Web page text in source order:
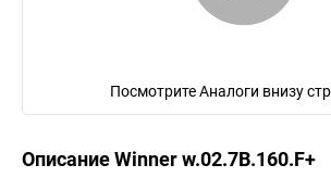
Посмотрите Аналоги внизу
Описание Winner w.02.7B.160.F+